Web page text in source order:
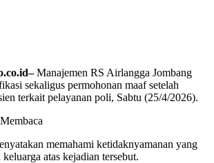
Manajemen RS Airlangga Jombang
sekaligus permohonan maaf setelah
terkait pelayanan poli, Sabtu (25/4/2026).
memahami ketidaknyamanan yang
atas kejadian tersebut.